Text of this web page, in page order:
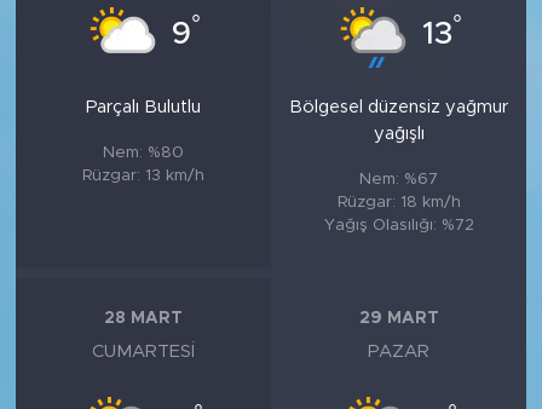
9°
Parçalı Bulutlu
Nem: %80
Rüzgar: 13 km/h
13°
Bölgesel düzensiz yağmur
yağışlı
Nem: %67
Rüzgar: 18 km/h
Yağış Olasılığı: %72
28 MART
CUMARTESI
29 MART
PAZAR